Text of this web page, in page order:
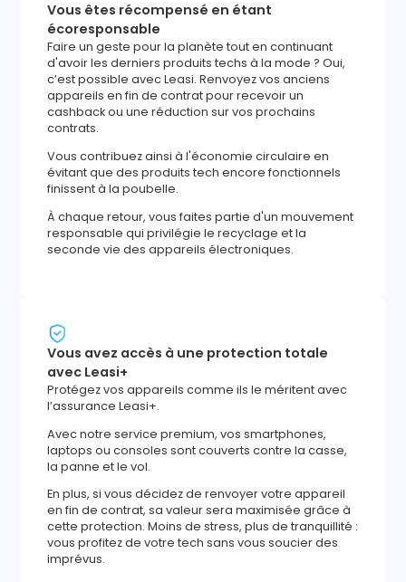
Vous êtes récompensé en étant
écoresponsable
Faire un geste pour la planète tout en continuant
d'avoir les derniers produits techs à la mode ? Oui,
c’est possible avec Leasi. Renvoyez vos anciens
appareils en fin de contrat pour recevoir un
cashback ou une réduction sur vos prochains
contrats.
Vous contribuez ainsi à l'économie circulaire en
évitant que des produits tech encore fonctionnels
finissent à la poubelle.
À chaque retour, vous faites partie d'un mouvement
responsable qui privilégie le recyclage et la
seconde vie des appareils électroniques.
Vous avez accès à une protection totale
avec Leasi+
Protégez vos appareils comme ils le méritent avec
l’assurance Leasi+.
Avec notre service premium, vos smartphones,
laptops ou consoles sont couverts contre la casse,
la panne et le vol.
En plus, si vous décidez de renvoyer votre appareil
en fin de contrat, sa valeur sera maximisée grâce à
cette protection. Moins de stress, plus de tranquillité :
vous profitez de votre tech sans vous soucier des
imprévus.